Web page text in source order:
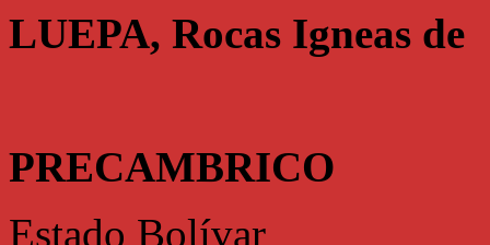
LUEPA, Rocas Igneas de
PRECAMBRICO
Estado Bolívar